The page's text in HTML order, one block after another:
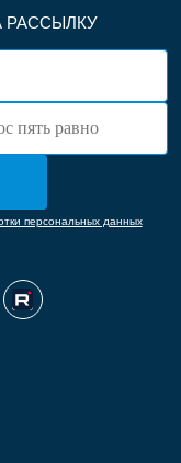
РАССЫЛКУ
персональных данных